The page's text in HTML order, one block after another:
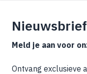
Nieuwsbrief
Meld je aan voor
Ontvang exclusieve